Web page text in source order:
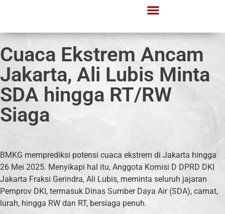
Cuaca Ekstrem Ancam
Jakarta, Ali Lubis Minta
SDA hingga RT/RW
Siaga
BMKG memprediksi potensi cuaca ekstrem di Jakarta hingga
26 Mei 2025. Menyikapi hal itu, Anggota Komisi D DPRD DKI
Jakarta Fraksi Gerindra, Ali Lubis, meminta seluruh jajaran
Pemprov DKI, termasuk Dinas Sumber Daya Air (SDA), camat,
lurah, hingga RW dan RT, bersiaga penuh.